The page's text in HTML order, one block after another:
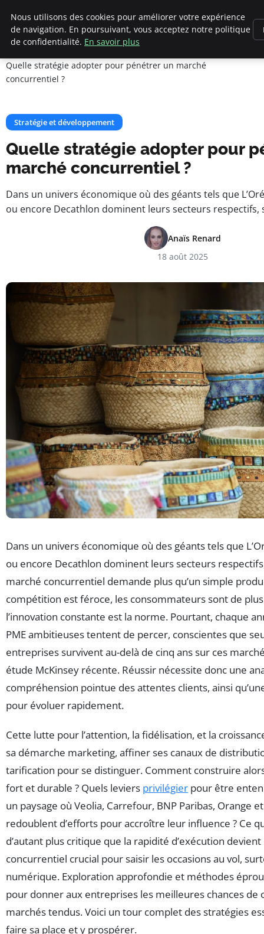
Cannes 1939
Quelle stratégie adopter pour pénétrer un marché
concurrentiel ?
Stratégie et développement
Quelle stratégie adopter pour
marché concurrentiel ?
Dans un univers économique où des géants tels que
ou encore Decathlon dominent leurs secteurs respectifs,
Anaïs Renard
18 août 2025
Dans un univers économique où des géants tels que
ou encore Decathlon dominent leurs secteurs
marché concurrentiel demande plus qu’un simple
compétition est féroce, les consommateurs sont de
l’innovation constante est la norme. Pourtant, chaque
PME ambitieuses tentent de percer, conscientes que
entreprises survivent au-delà de cinq ans sur ces
étude McKinsey récente. Réussir nécessite donc une
compréhension pointue des attentes clients, ainsi
pour évoluer rapidement.
Cette lutte pour l’attention, la fidélisation, et la
sa démarche marketing, affiner ses canaux de
tarification pour se distinguer. Comment construire
fort et durable ? Quels leviers privilégier pour être
un paysage où Veolia, Carrefour, BNP Paribas, Orange
redoublent d’efforts pour accroître leur influence ? Ce
d’autant plus critique que la rapidité d’exécution
concurrentiel crucial pour saisir les occasions au vol,
numérique. Exploration approfondie et méthodes
pour donner aux entreprises les meilleures chances de
marchés tendus. Voici un tour complet des stratégies
faire sa place et y prospérer.
Nous utilisons des cookies pour améliorer votre expérience
de navigation. En poursuivant, vous acceptez notre politique
de confidentialité. En savoir plus